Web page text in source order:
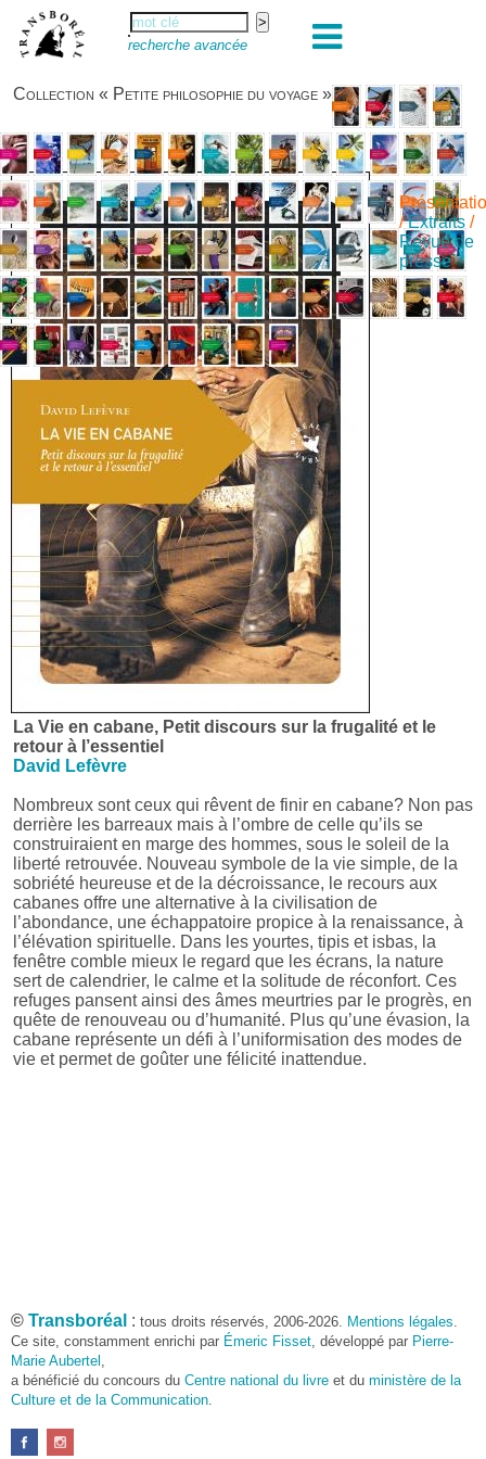
recherche avancée
Collection « Petite philosophie du voyage »
/Extraits /
Revue de
presse
La Vie en cabane, Petit discours sur la frugalité et le
retour à l’essentiel
David Lefèvre
Nombreux sont ceux qui rêvent de finir en cabane? Non pas
derrière les barreaux mais à l’ombre de celle qu’ils se
construiraient en marge des hommes, sous le soleil de la
liberté retrouvée. Nouveau symbole de la vie simple, de la
sobriété heureuse et de la décroissance, le recours aux
cabanes offre une alternative à la civilisation de
l’abondance, une échappatoire propice à la renaissance, à
l’élévation spirituelle. Dans les yourtes, tipis et isbas, la
fenêtre comble mieux le regard que les écrans, la nature
sert de calendrier, le calme et la solitude de réconfort. Ces
refuges pansent ainsi des âmes meurtries par le progrès, en
quête de renouveau ou d’humanité. Plus qu’une évasion, la
cabane représente un défi à l’uniformisation des modes de
vie et permet de goûter une félicité inattendue.
© Transboréal : tous droits réservés, 2006-2026. Mentions légales.
Ce site, constamment enrichi par Émeric Fisset, développé par Pierre-
Marie Aubertel ,
a bénéficié du concours du Centre national du livre et du ministère de la
Culture et de la Communication.